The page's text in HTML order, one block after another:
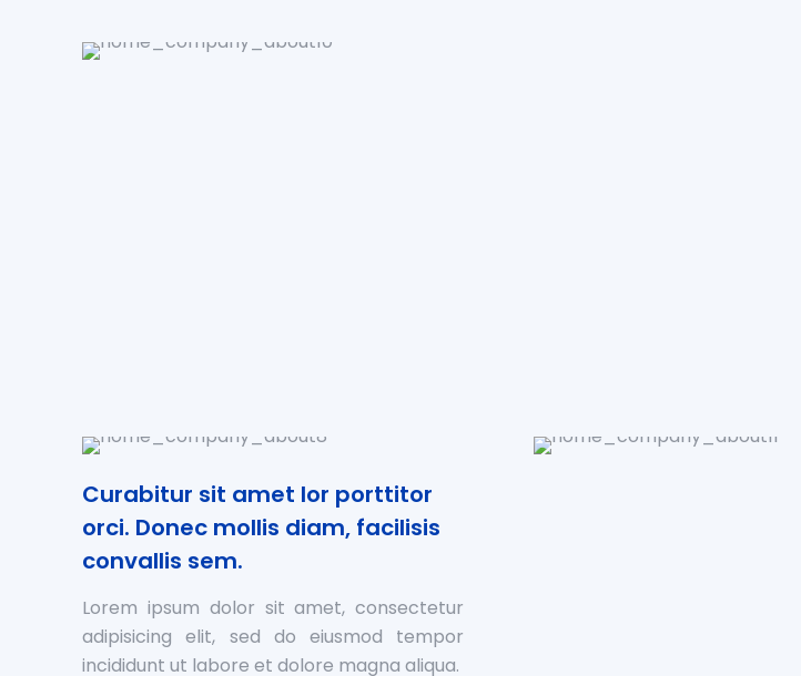
Curabitur sit amet lor porttitor
orci. Donec mollis diam, facilisis
convallis sem.
Lorem ipsum dolor sit amet, consectetur
adipisicing elit, sed do eiusmod tempor
incididunt ut labore et dolore magna aliqua.